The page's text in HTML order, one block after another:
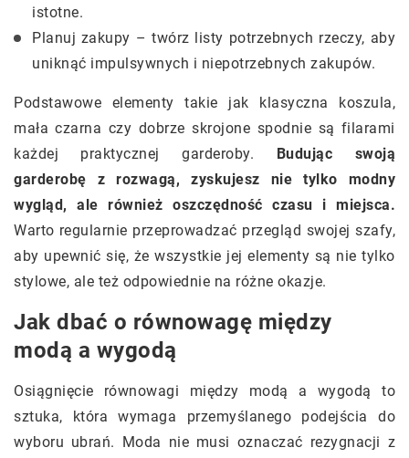
istotne.
Planuj zakupy – twórz listy potrzebnych rzeczy, aby
uniknąć impulsywnych i niepotrzebnych zakupów.
Podstawowe elementy takie jak klasyczna koszula,
mała czarna czy dobrze skrojone spodnie są filarami
każdej praktycznej garderoby.
Budując swoją
garderobę z rozwagą, zyskujesz nie tylko modny
wygląd, ale również oszczędność czasu i miejsca.
Warto regularnie przeprowadzać przegląd swojej szafy,
aby upewnić się, że wszystkie jej elementy są nie tylko
stylowe, ale też odpowiednie na różne okazje.
Jak dbać o równowagę między
modą a wygodą
Osiągnięcie równowagi między modą a wygodą to
sztuka, która wymaga przemyślanego podejścia do
wyboru ubrań. Moda nie musi oznaczać rezygnacji z